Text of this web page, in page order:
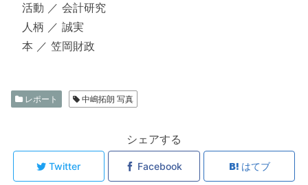
活動 ／ 会計研究
人柄 ／ 誠実
本 ／ 笠岡財政
レポート 中嶋拓朗 写真
シェアする
Twitter Facebook はてブ